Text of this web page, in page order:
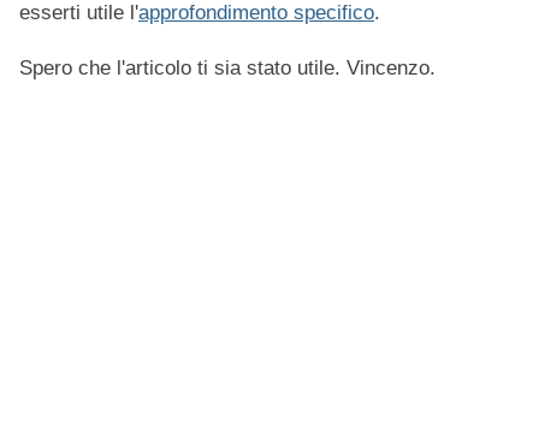
esserti utile l'approfondimento specifico.
Spero che l'articolo ti sia stato utile. Vincenzo.